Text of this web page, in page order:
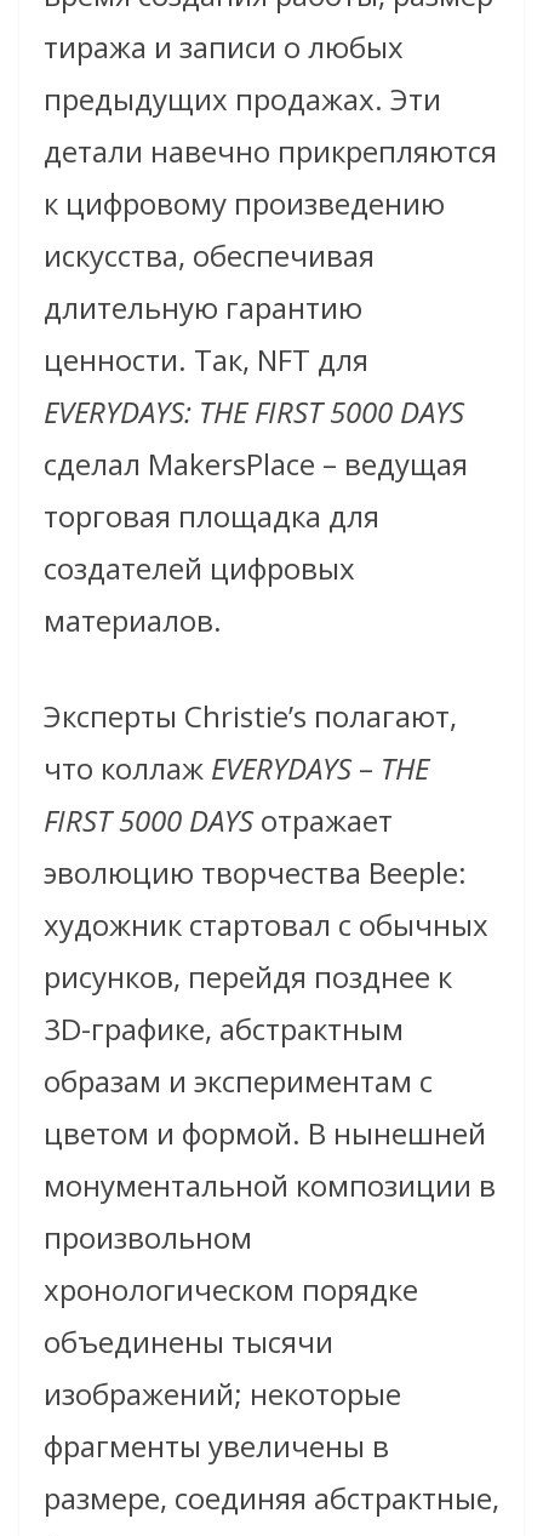
тиража и записи о любых
предыдущих продажах. Эти
детали навечно прикрепляются
к цифровому произведению
искусства, обеспечивая
длительную гарантию
ценности. Так, NFT для
EVERYDAYS: THE FIRST 5000 DAYS
сделал MakersPlace – ведущая
торговая площадка для
создателей цифровых
материалов.
Эксперты Christie’s полагают,
что коллаж EVERYDAYS– THE
FIRST 5000 DAYSотражает
эволюцию творчества Beeple:
художник стартовал с обычных
рисунков, перейдя позднее к
3D-графике, абстрактным
образам и экспериментам с
цветом и формой. В нынешней
монументальной композиции в
произвольном
хронологическом порядке
объединены тысячи
изображений; некоторые
фрагменты увеличены в
размере, соединяя абстрактные,